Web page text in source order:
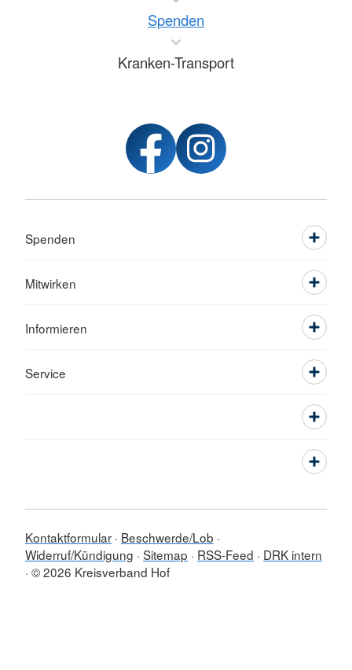
Spenden
Kranken-Transport
Spenden
Mitwirken
Informieren
Service
Kontaktformular Beschwerde/Lob
Widerruf/Kündigung Sitemap RSS-Feed
DRK intern
© 2026 Kreisverband Hof